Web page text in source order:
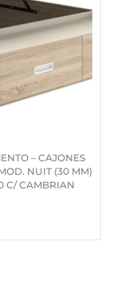
– CAJONES
NUIT (30 MM)
C/ CAMBRIAN